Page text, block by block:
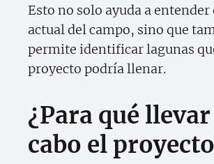
Esto no solo ayuda a entender
actual del campo, sino que
permite identificar lagunas
proyecto podría llenar.
¿Para qué llevar
cabo el